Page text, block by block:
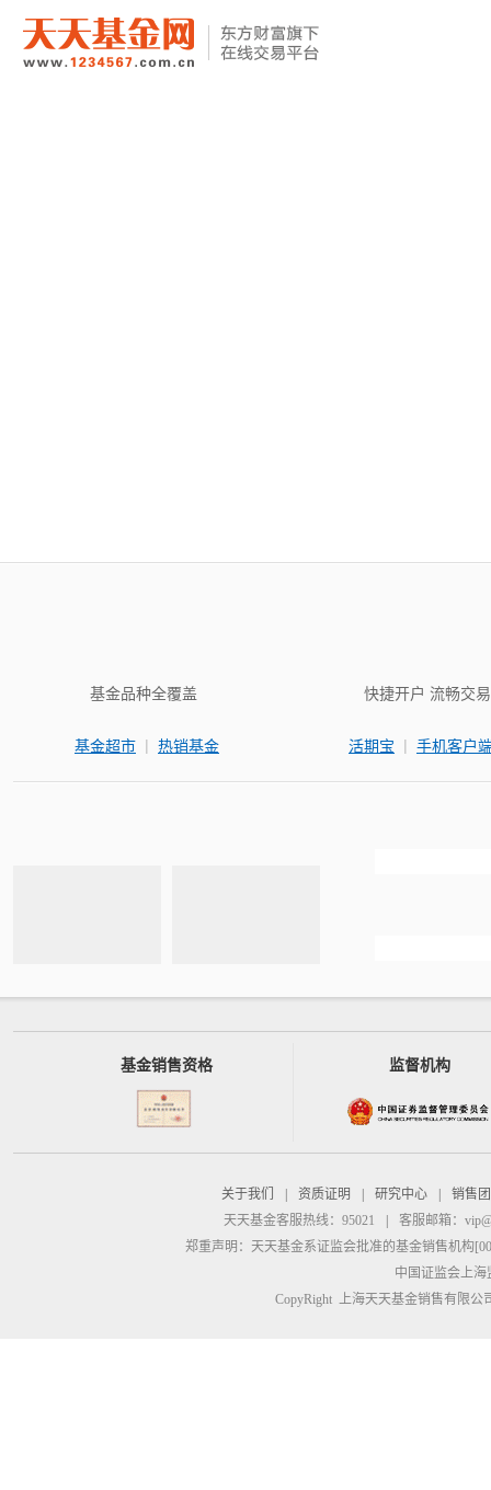
基金品种全覆盖
基金超市 | 热销基金
快捷开户 流畅交易
活期宝 | 手机客户
基金销售资格 监督机构
关于我们 资质证明 研究中心
销售
天天基金客服热线：95021
客服邮箱：
郑重声明： 天天基金系证监会批准的基金销售机构
中国证监会上
CopyRight 上海天天基金销售有限